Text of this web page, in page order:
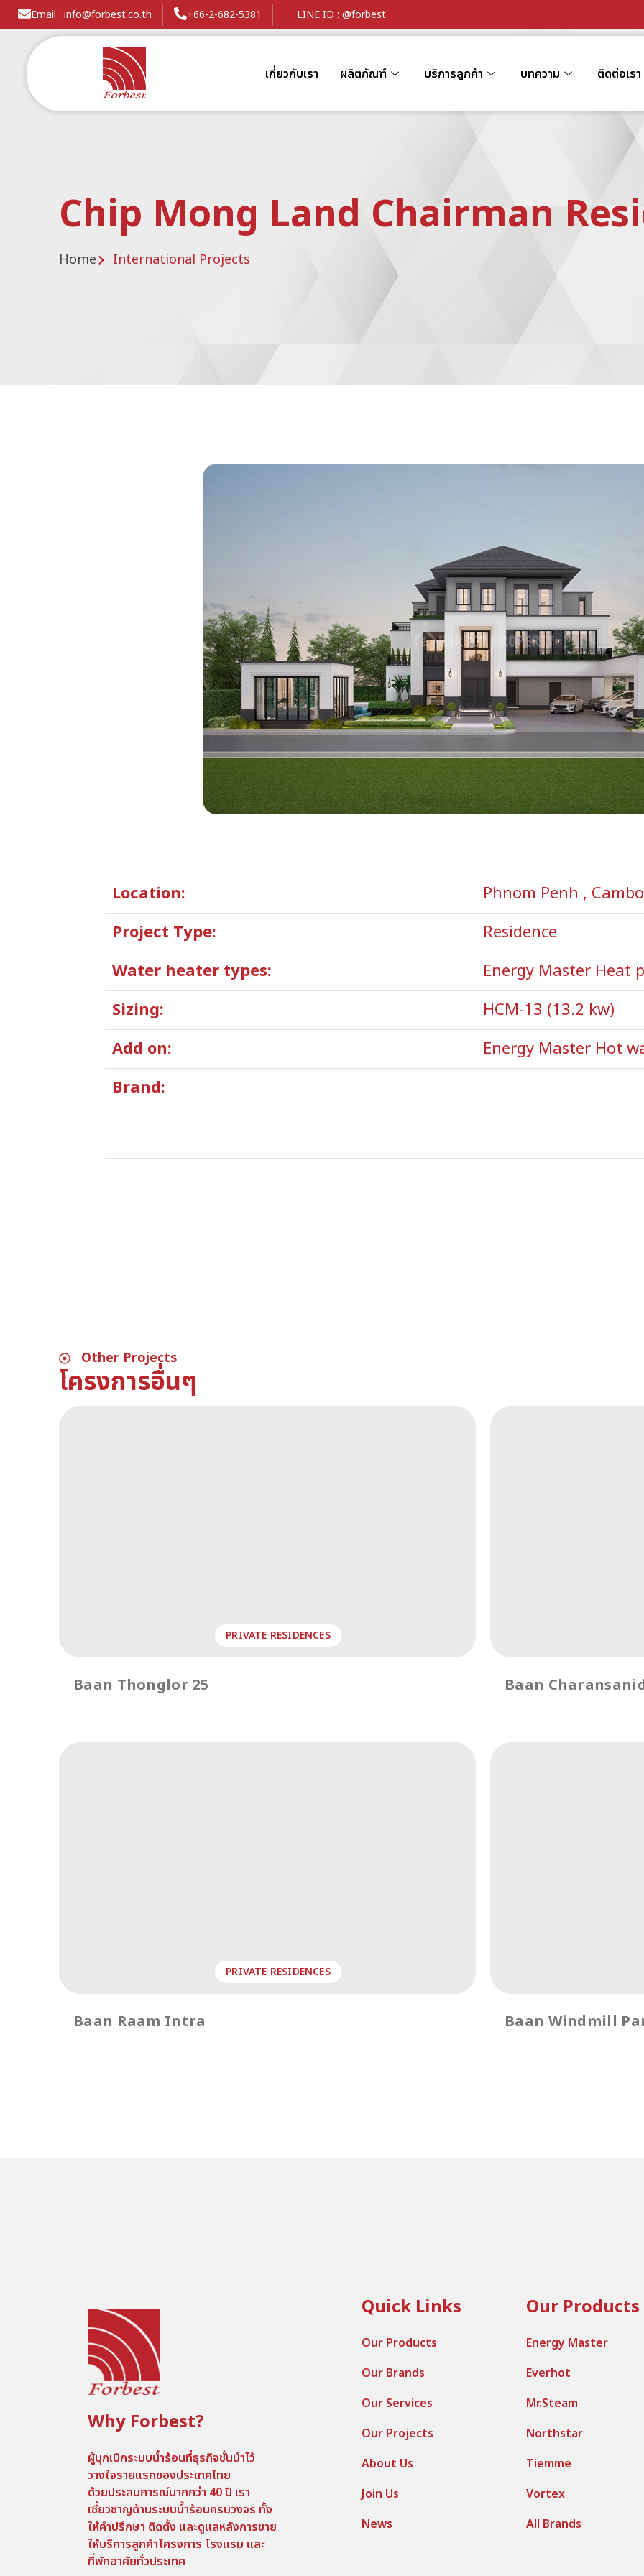
Email : info@forbest.co.th +66-2-682-5381 LINE ID : @forbest
เกี่ยวกับเรา ผลิตภัณฑ์ บริการลูกค้า บทความ ติดต่อเรา
Chip Mong Land Chairman
Home International Projects
Location:
Phnom Penh ,
Project Type:
Residence
Water heater types:
Energy Master Heat
Sizing:
HCM-13 (13.2 kw)
Add on:
Energy Master Hot
Brand:
Other Projects
โครงการอื่นๆ
PRIVATE RESIDENCES
Baan Thonglor 25 Baan
PRIVATE RESIDENCES
Baan Raam Intra Baan Windmill
Why Forbest?
ผู้บุกเบิกระบบน้ำร้อนที่ธุรกิจชั้นนำไว้
วางใจรายแรกของประเทศไทย
ด้วยประสบการณ์มากกว่า 40 ปี เรา
เชี่ยวชาญด้านระบบน้ำร้อนครบวงจร ทั้ง
ให้คำปรึกษา ติดตั้ง และดูแลหลังการขาย
ให้บริการลูกค้าโครงการ โรงแรม และ
ที่พักอาศัยทั่วประเทศ
Quick Links
Our Products
Our Brands
Our Services
Our Projects
About Us
Join Us
News
Our Products
Energy Master
Everhot
Mr.Steam
Northstar
Tiemme
Vortex
All Brands